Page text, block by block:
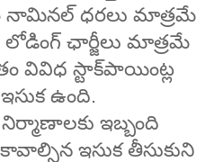
నామినల్ ధరలు మాత్రమే
ఛార్జీలు మాత్రమే
వివిధ స్టాక్‌పాయింట్ల
ఇసుక ఉంది.
ఇబ్బంది
ఇసుక తీసుకుని